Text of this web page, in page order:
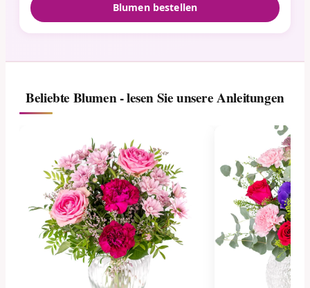
Blumen bestellen
Beliebte Blumen - lesen Sie unsere Anleitungen